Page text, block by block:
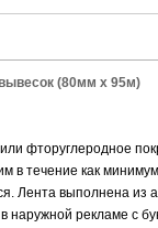
(80мм x 95м)
фторуглеродное
в течение как
Лента выполнена
наружной рекламе с